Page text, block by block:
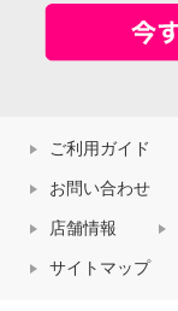
ご利用ガイド
お問い合わせ
店舗情報
サイトマップ